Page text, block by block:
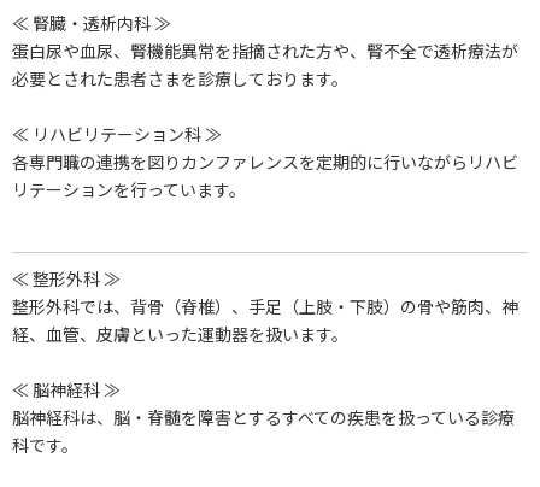
≪ 腎臓・透析内科 ≫
蛋白尿や血尿、腎機能異常を指摘された方や、腎不全で透析療法が
必要とされた患者さまを診療しております。
≪ リハビリテーション科 ≫
各専門職の連携を図りカンファレンスを定期的に行いながらリハビ
リテーションを行っています。
≪ 整形外科 ≫
整形外科では、背骨（脊椎）、手足（上肢・下肢）の骨や筋肉、神
経、血管、皮膚といった運動器を扱います。
≪ 脳神経科 ≫
脳神経科は、脳・脊髄を障害とするすべての疾患を扱っている診療
科です。